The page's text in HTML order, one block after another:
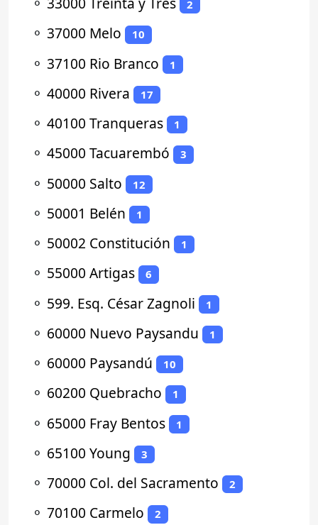
2
⚬ 37000 Melo 10
⚬ 37100 Rio Branco 1
⚬ 40000 Rivera 17
⚬ 40100 Tranqueras 1
⚬ 45000 Tacuarembó 3
⚬ 50000 Salto 12
⚬ 50001 Belén 1
⚬ 50002 Constitución 1
⚬ 55000 Artigas 6
⚬ 599. Esq. César Zagnoli 1
⚬ 60000 Nuevo Paysandu 1
⚬ 60000 Paysandú 10
⚬ 60200 Quebracho 1
⚬ 65000 Fray Bentos 1
⚬ 65100 Young 3
⚬ 70000 Col. del Sacramento 2
⚬ 70100 Carmelo 2